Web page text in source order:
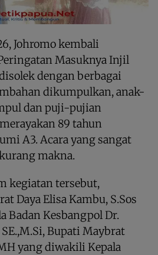
Johromo kembali
Masuknya Injil
dengan berbagai
dikumpulkan, anak-
dan puji-pujian
89 tahun
A3. Acara yang sangat
makna.
kegiatan tersebut,
Daya Elisa Kambu, S.Sos
Badan Kesbangpol Dr.
Bupati Maybrat
yang diwakili Kepala